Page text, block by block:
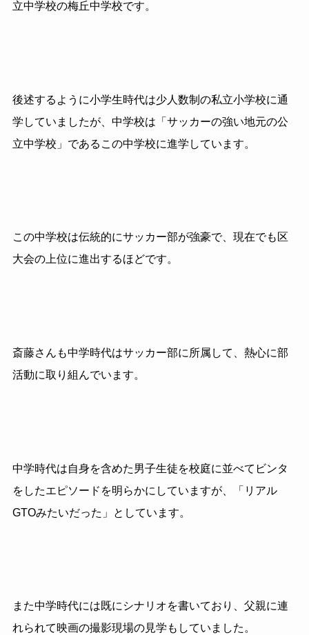
立中学校の梅丘中学校です。
後述するように小学生時代は少人数制の私立小学校に通
学していましたが、中学校は「サッカーの強い地元の公
立中学校」であるこの中学校に進学しています。
この中学校は伝統的にサッカー部が強豪で、現在でも区
大会の上位に進出するほどです。
斎藤さんも中学時代はサッカー部に所属して、熱心に部
活動に取り組んでいます。
中学時代は自身を含めた男子生徒を校庭に並べてビンタ
をしたエピソードを明らかにしていますが、「リアル
GTOみたいだった」としています。
また中学時代には既にシナリオを書いており、父親に連
れられて映画の撮影現場の見学もしていました。